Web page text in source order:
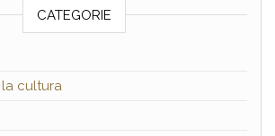
CATEGORIE
la cultura